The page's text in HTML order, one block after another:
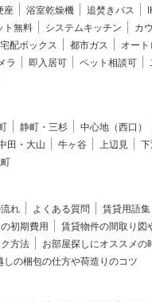
座 浴室乾燥機 追焚きバス
ト無料 システムキッチン
カ
宅配ボックス 都市ガス
オート
ラ 即入居可 ペット相談可
静町・三杉
中心地（西口）
田・大山 牛ヶ谷 上辺見
れ よくある質問
賃貸用語集
初期費用
賃貸物件の間取り図
方法
お部屋探しにオススメの
しの梱包の仕方や荷造りのコツ